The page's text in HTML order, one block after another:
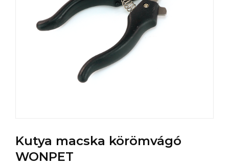
Kutya macska körömvágó
WONPET